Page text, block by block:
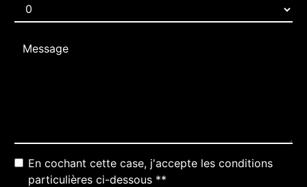
En cochant cette case, j'accepte les conditions
particulières ci-dessous **